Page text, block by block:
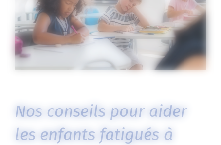
Nos conseils pour aider
les enfants fatigués à